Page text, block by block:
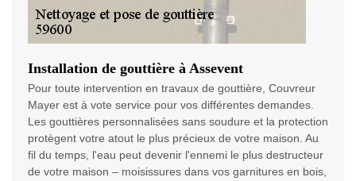
Installation de gouttière à Assevent
Pour toute intervention en travaux de gouttière, Couvreur
Mayer est à vote service pour vos différentes demandes.
Les gouttières personnalisées sans soudure et la protection
protègent votre atout le plus précieux de votre maison. Au
fil du temps, l'eau peut devenir l'ennemi le plus destructeur
de votre maison – moisissures dans vos garnitures en bois,